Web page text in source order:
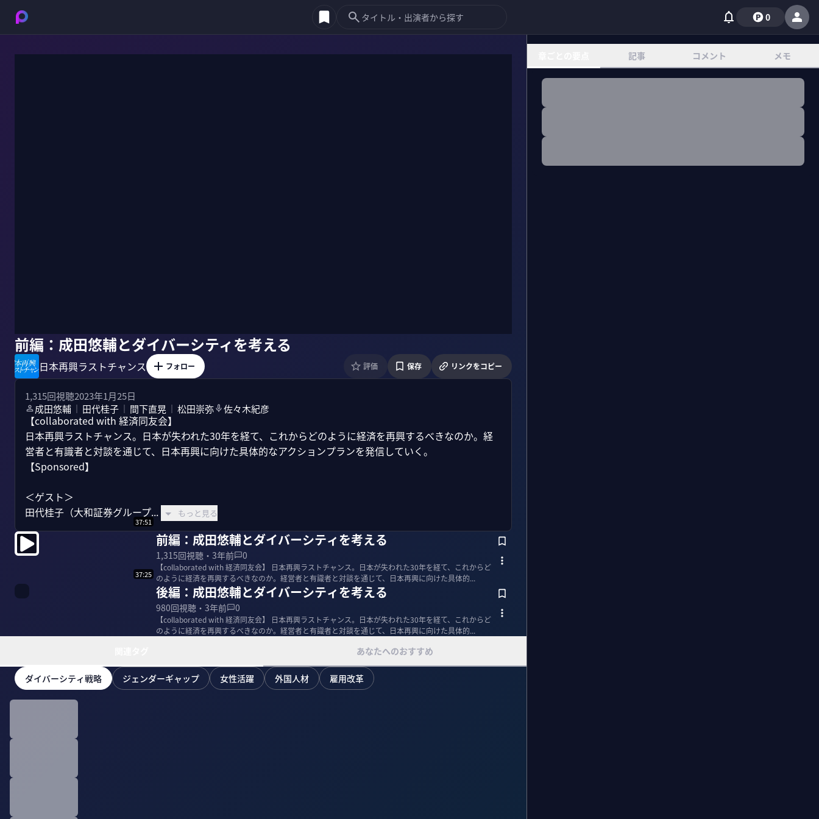
0
前編：成田悠輔とダイバーシティを考える
日本再興ラストチャンス フォロー 評価 保存 リンクをコピー
1,315回視聴2023年1月25日
成田悠輔 ｜ 田代桂子 ｜ 間下直晃 ｜ 松田崇弥 佐々木紀彦
【collaborated with 経済同友会】
日本再興ラストチャンス。日本が失われた30年を経て、これからどのように経済を再興するべきなのか。経
営者と有識者と対談を通じて、日本再興に向けた具体的なアクションプランを発信していく。
【Sponsored】
＜ゲスト＞
田代桂子（大和証券グループ...
もっと見る
37:51
前編：成田悠輔とダイバーシティを考える
1,315回視聴・ 3年前 0
【collaborated with 経済同友会】 日本再興ラストチャンス。日本が失われた30年を経て、これからど
のように経済を再興するべきなのか。経営者と有識者と対談を通じて、日本再興に向けた具体的...
37:25
後編：成田悠輔とダイバーシティを考える
980回視聴・ 3年前 0
【collaborated with 経済同友会】 日本再興ラストチャンス。日本が失われた30年を経て、これからど
のように経済を再興するべきなのか。経営者と有識者と対談を通じて、日本再興に向けた具体的...
あなたへのおすすめ
ダイバーシティ戦略 ジェンダーギャップ 女性活躍 外国人材 雇用改革
記事 コメント メモ